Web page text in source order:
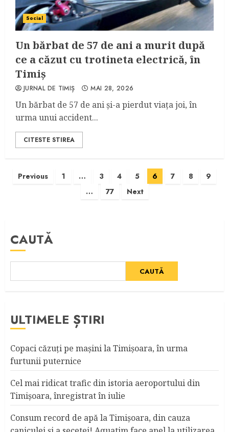
Social
Un bărbat de 57 de ani a murit după
ce a căzut cu trotineta electrică, în
Timiș
JURNAL DE TIMIȘ MAI 28, 2026
Un bărbat de 57 de ani și-a pierdut viața joi, în
urma unui accident...
CITESTE STIREA
Paginație
Previous 1 … 3 4 5 6 7 8
9
…
77 Next
CAUTĂ
CAUTĂ
ULTIMELE ȘTIRI
Copaci căzuţi pe maşini la Timişoara, în urma
furtunii puternice
Cel mai ridicat trafic din istoria aeroportului din
Timişoara, înregistrat în iulie
Consum record de apă la Timişoara, din cauza